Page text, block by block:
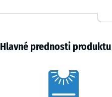
– Fitness a outdoor fitness zóny
Materiál & konštrukcia
Dlažba je vyrobená z PU
spoľahlivé tlmenie nárazov pri
spoj zabezpečuje presné a
Hlavné prednosti produktu
Characteristics